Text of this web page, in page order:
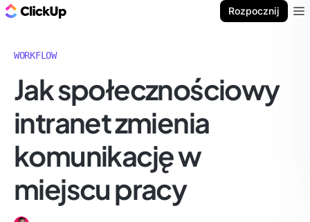
Rozpocznij
WORKFLOW
Jak społecznościowy
intranet zmienia
komunikację w
miejscu pracy